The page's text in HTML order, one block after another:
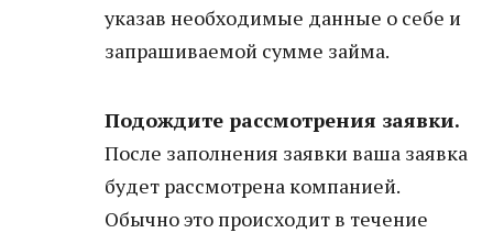
указав необходимые данные о себе и
запрашиваемой сумме займа.
Подождите рассмотрения заявки.
После заполнения заявки ваша заявка
будет рассмотрена компанией.
Обычно это происходит в течение